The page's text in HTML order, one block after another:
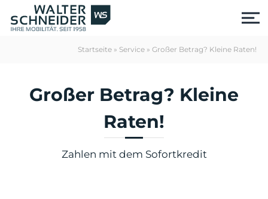
Startseite » Service »Großer Betrag? Kleine Raten!
Großer Betrag? Kleine
Raten!
Zahlen mit dem Sofortkredit